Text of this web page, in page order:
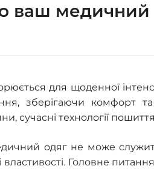
ваш медичний
для щоденної
зберігаючи
сучасні технології
одяг не може
Головне